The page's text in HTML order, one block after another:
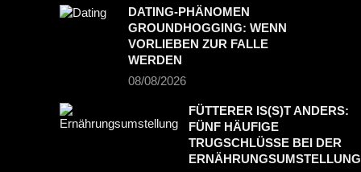
DATING-PHÄNOMEN
GROUNDHOGGING: WENN
VORLIEBEN ZUR FALLE
WERDEN
08/08/2026
FÜTTERER IS(S)T ANDERS:
FÜNF HÄUFIGE
TRUGSCHLÜSSE BEI DER
ERNÄHRUNGSUMSTELLUNG